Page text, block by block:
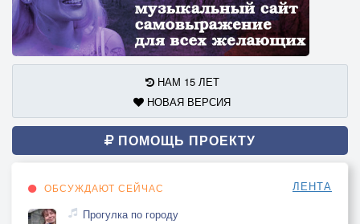
НАМ 15 ЛЕТ
НОВАЯ ВЕРСИЯ
ПОМОЩЬ ПРОЕКТУ
ОБСУЖДАЮТ СЕЙЧАС ЛЕНТА
Прогулка по городу